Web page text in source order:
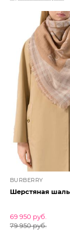
BURBERRY
Шерстяная
69 950 руб.
79 950 руб.